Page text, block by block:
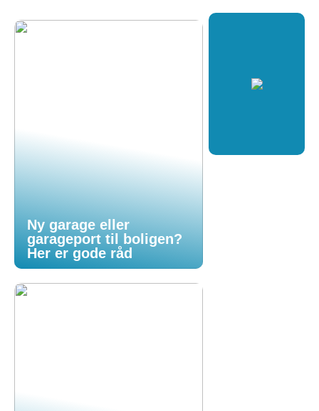
Ny garage eller
garageport til boligen?
Her er gode råd